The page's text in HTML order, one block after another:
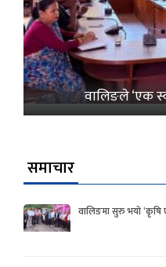
वालिङले ‘एक
समाचार
वालिङमा सुरु भयो ‘कृषि